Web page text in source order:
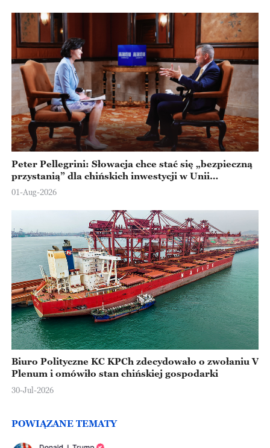
Peter Pellegrini: Słowacja chce stać się „bezpieczną
przystanią” dla chińskich inwestycji w Unii
Europejskiej
01-Aug-2026
Biuro Polityczne KC KPCh zdecydowało o zwołaniu V
Plenum i omówiło stan chińskiej gospodarki
30-Jul-2026
POWIĄZANE TEMATY